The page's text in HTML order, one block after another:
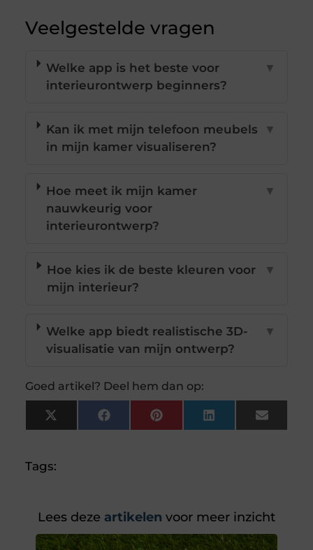
Veelgestelde vragen
Welke app is het beste voor
interieurontwerp beginners?
▼
Kan ik met mijn telefoon meubels
in mijn kamer visualiseren?
▼
Hoe meet ik mijn kamer
nauwkeurig voor
interieurontwerp?
▼
Hoe kies ik de beste kleuren voor
mijn interieur?
▼
Welke app biedt realistische 3D-
visualisatie van mijn ontwerp?
▼
Goed artikel? Deel hem dan op:
X
(Twitter)
FacebookPinterestLinkedInEmail
Tags:
Lees deze artikelen voor meer inzicht